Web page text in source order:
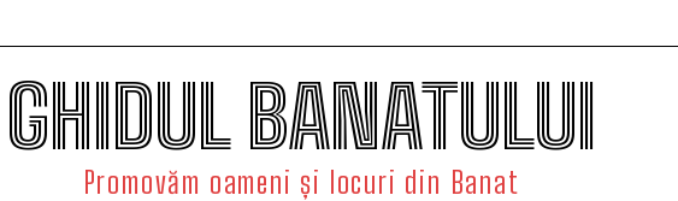
GHIDUL BANATULUI
Promovăm oameni și locuri din Banat